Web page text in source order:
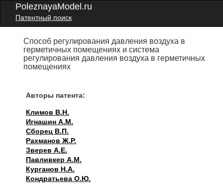
PoleznayaModel.ru
Патентный поиск
Способ регулирования давления воздуха в
герметичных помещениях и система
регулирования давления воздуха в герметичных
помещениях
Авторы патента:
Климов В.Н.
Игнашин А.М.
Сборец В.П.
Рахманов Ж.Р.
Зверев А.Е.
Павливкер А.М.
Курганов Н.А.
Кондратьева О.Ю.